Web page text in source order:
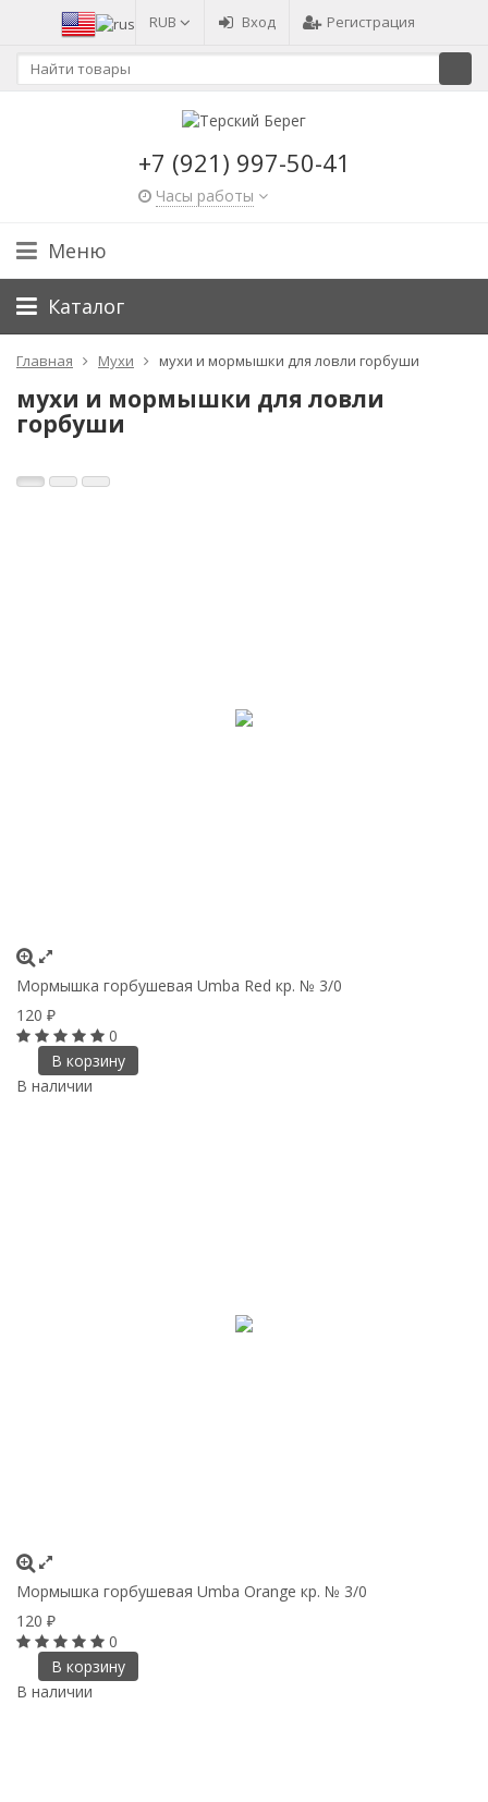
RUB Вход Регистрация
+7 (921) 997-50-41
Часы работы
Меню
Каталог
Главная Мухи мухи и мормышки для ловли горбуши
мухи и мормышки для ловли
горбуши
Мормышка горбушевая Umba Red кр. № 3/0
120 ₽
0
В корзину
В наличии
Мормышка горбушевая Umba Orange кр. № 3/0
120 ₽
0
В корзину
В наличии